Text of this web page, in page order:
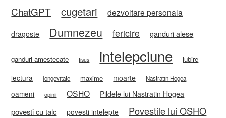
ChatGPT cugetari dezvoltare personala
dragoste Dumnezeu fericire ganduri alese
ganduri amestecate Iisus intelepciune iubire
lectura longevitate maxime moarte Nastratin Hogea
oameni opinii OSHO Pildele lui Nastratin Hogea
povesti cu talc povesti intelepte Povestile lui OSHO